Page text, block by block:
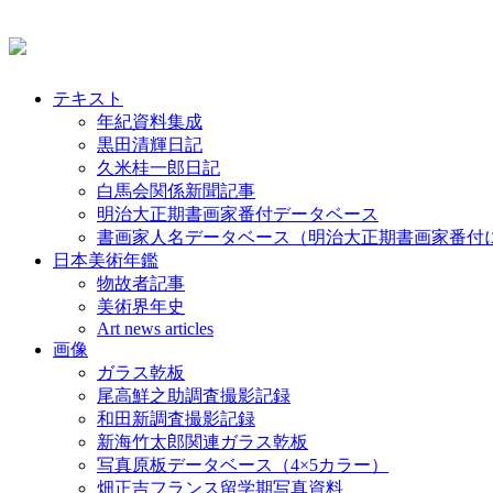
テキスト
年紀資料集成
黒田清輝日記
久米桂一郎日記
白馬会関係新聞記事
明治大正期書画家番付データベース
書画家人名データベース（明治大正期書画家番付
日本美術年鑑
物故者記事
美術界年史
Art news articles
画像
ガラス乾板
尾高鮮之助調査撮影記録
和田新調査撮影記録
新海竹太郎関連ガラス乾板
写真原板データベース（4×5カラー）
畑正吉フランス留学期写真資料